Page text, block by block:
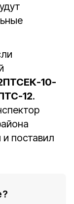
10-
12.
поставил